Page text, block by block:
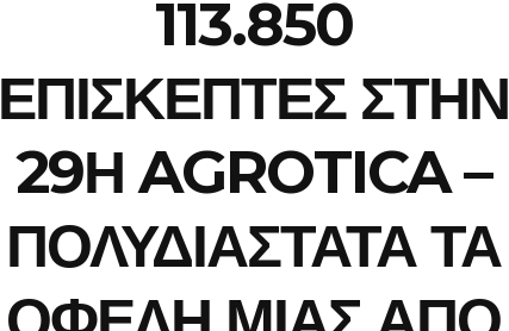
113.850
ΕΠΙΣΚΕΠΤΕΣ ΣΤΗΝ
29Η AGROTICA –
ΠΟΛΥΔΙΑΣΤΑΤΑ ΤΑ